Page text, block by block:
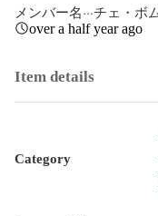
メンバー名···チェ・ボ
over a half year ago
Item details
Category